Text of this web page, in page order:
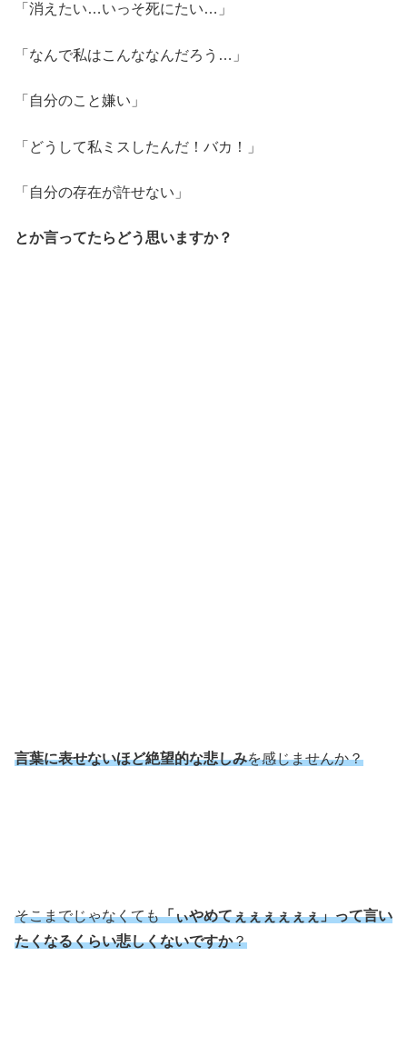
「消えたい…いっそ死にたい…」
「なんで私はこんななんだろう…」
「自分のこと嫌い」
「どうして私ミスしたんだ！バカ！」
「自分の存在が許せない」
とか言ってたらどう思いますか？
言葉に表せないほど絶望的な悲しみを感じませんか？
そこまでじゃなくても「ぃやめてぇぇぇぇぇぇ」って言い
たくなるくらい悲しくないですか？